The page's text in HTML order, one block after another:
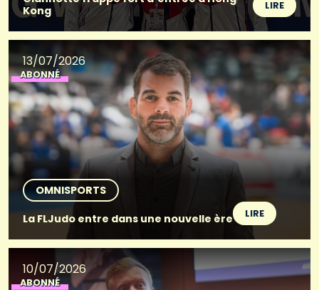
Kong
LIRE
13/07/2026
ABONNÉ
OMNISPORTS
La FLJudo entre dans une nouvelle ère
LIRE
10/07/2026
ABONNÉ